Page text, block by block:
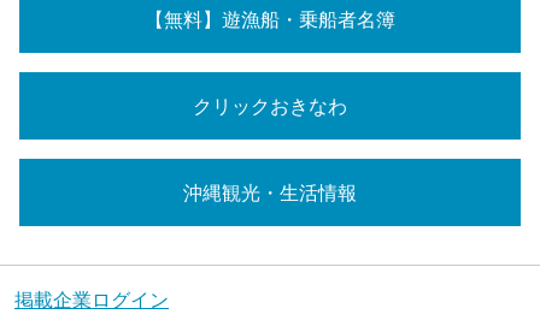
【無料】遊漁船・乗船者名簿
クリックおきなわ
沖縄観光・生活情報
掲載企業ログイン